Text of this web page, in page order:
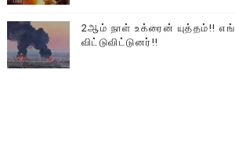
2ஆம் நாள் உக்ரைன் யுத்தம்!!
விட்டுவிட்டுனர்!!